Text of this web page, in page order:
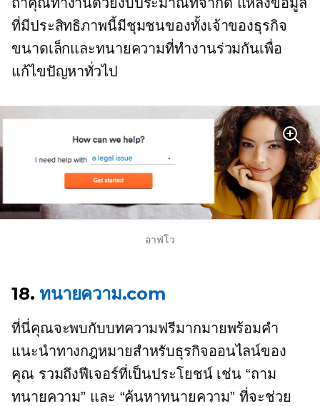
ที่มีประสิทธิภาพนี้มีชุมชนของทั้งเจ้าของธุรกิจ
ขนาดเล็กและทนายความที่ทำงานร่วมกันเพื่อ
แก้ไขปัญหาทั่วไป
อาฟโว
18.ทนายความ.com
ที่นี่คุณจะพบกับบทความฟรีมากมายพร้อมคำ
แนะนำทางกฎหมายสำหรับธุรกิจออนไลน์ของ
คุณ รวมถึงฟีเจอร์ที่เป็นประโยชน์ เช่น “ถาม
ทนายความ” และ “ค้นหาทนายความ” ที่จะช่วย